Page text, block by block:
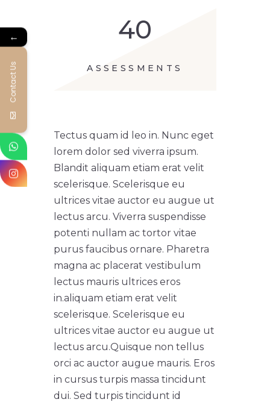
40
ASSESSMENTS
Tectus quam id leo in. Nunc eget
lorem dolor sed viverra ipsum.
Blandit aliquam etiam erat velit
scelerisque. Scelerisque eu
ultrices vitae auctor eu augue ut
lectus arcu. Viverra suspendisse
potenti nullam ac tortor vitae
purus faucibus ornare. Pharetra
magna ac placerat vestibulum
lectus mauris ultrices eros
in.aliquam etiam erat velit
scelerisque. Scelerisque eu
ultrices vitae auctor eu augue ut
lectus arcu.Quisque non tellus
orci ac auctor augue mauris. Eros
in cursus turpis massa tincidunt
dui. Sed turpis tincidunt id
←
Contact Us